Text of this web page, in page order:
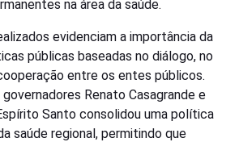
na área da saúde.
evidenciam a importância da
públicas baseadas no diálogo, no
entre os entes públicos.
Renato Casagrande e
Santo consolidou uma política
saúde regional, permitindo que